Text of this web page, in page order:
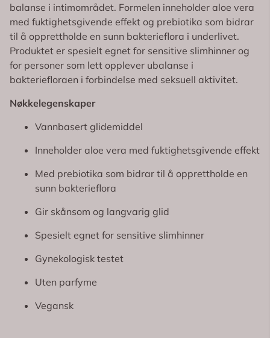
balanse i intimområdet. Formelen inneholder aloe vera
med fuktighetsgivende effekt og prebiotika som bidrar
til å opprettholde en sunn bakterieflora i underlivet.
Produktet er spesielt egnet for sensitive slimhinner og
for personer som lett opplever ubalanse i
bakteriefloraen i forbindelse med seksuell aktivitet.
Nøkkelegenskaper
Vannbasert glidemiddel
Inneholder aloe vera med fuktighetsgivende effekt
Med prebiotika som bidrar til å opprettholde en
sunn bakterieflora
Gir skånsom og langvarig glid
Spesielt egnet for sensitive slimhinner
Gynekologisk testet
Uten parfyme
Vegansk